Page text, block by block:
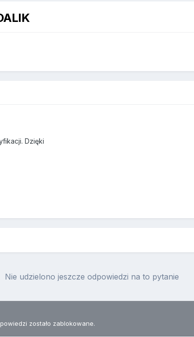
Dzięki
Nie udzielono jeszcze odpowiedzi na to pytanie
zostało zablokowane.